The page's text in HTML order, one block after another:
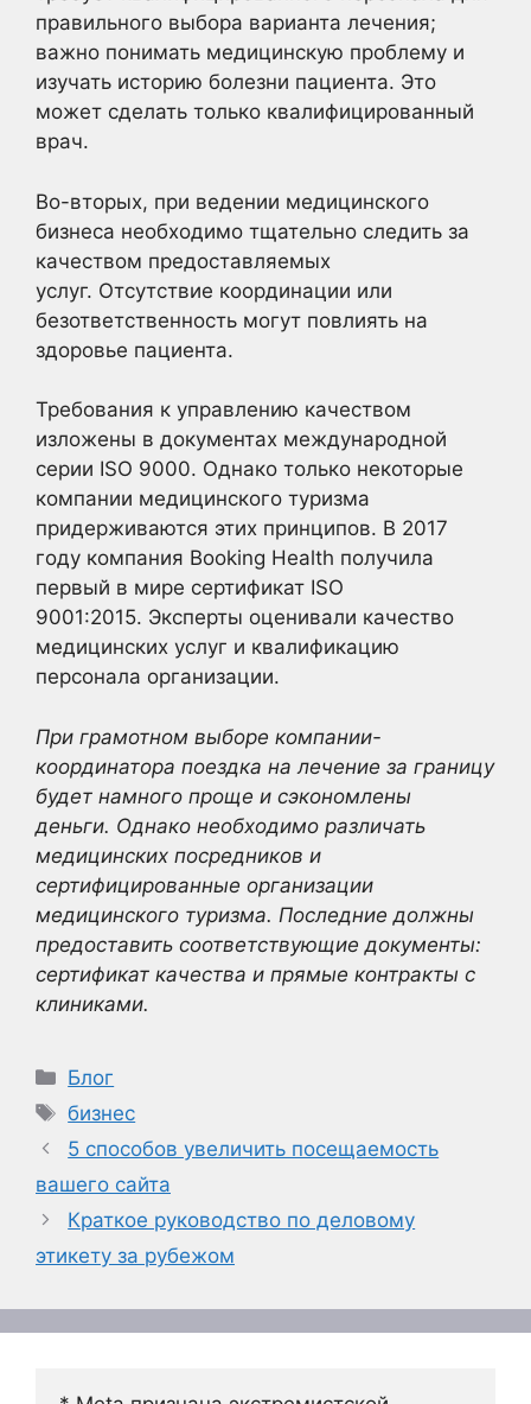
правильного выбора варианта лечения;
важно понимать медицинскую проблему и
изучать историю болезни пациента. Это
может сделать только квалифицированный
врач.
Во-вторых, при ведении медицинского
бизнеса необходимо тщательно следить за
качеством предоставляемых
услуг. Отсутствие координации или
безответственность могут повлиять на
здоровье пациента.
Требования к управлению качеством
изложены в документах международной
серии ISO 9000. Однако только некоторые
компании медицинского туризма
придерживаются этих принципов. В 2017
году компания Booking Health получила
первый в мире сертификат ISO
9001:2015. Эксперты оценивали качество
медицинских услуг и квалификацию
персонала организации.
При грамотном выборе компании-
координатора поездка на лечение за границу
будет намного проще и сэкономлены
деньги. Однако необходимо различать
медицинских посредников и
сертифицированные организации
медицинского туризма. Последние должны
предоставить соответствующие документы:
сертификат качества и прямые контракты с
клиниками.
Рубрики
Блог
Метки
бизнес
5 способов увеличить посещаемость
вашего сайта
Краткое руководство по деловому
этикету за рубежом